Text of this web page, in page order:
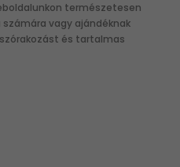
természetesen
vagy ajándéknak
és tartalmas